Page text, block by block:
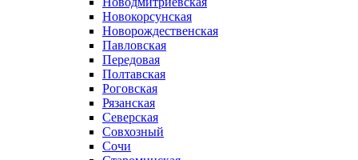
Новокорсунская
Новорождественская
Павловская
Передовая
Полтавская
Роговская
Рязанская
Северская
Совхозный
Сочи